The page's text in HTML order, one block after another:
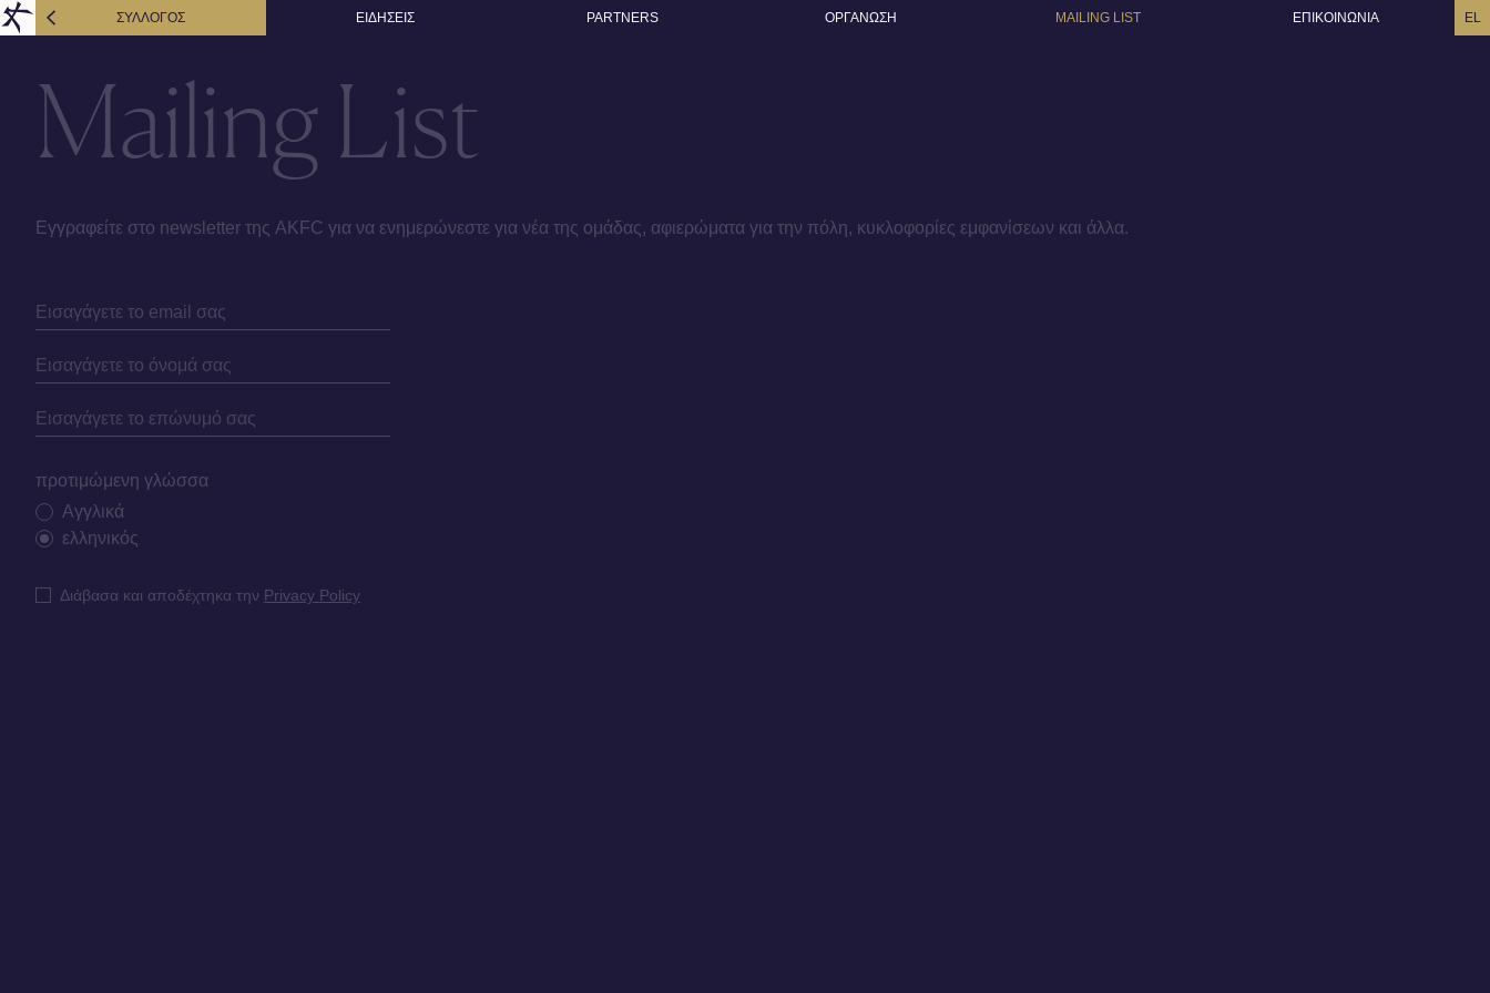
ΣΥΛΛΟΓΟΣ ΕΙΔΗΣΕΙΣ PARTNERS ΟΡΓΑΝΩΣΗ MAILING LIST ΕΠΙΚΟΙΝΩΝΙΑ EL
Mailing List
Εγγραφείτε στο newsletter της AKFC για να ενημερώνεστε για νέα της ομάδας, αφιερώματα για την πόλη, κυκλοφορίες εμφανίσεων και άλλα.
προτιμώμενη γλώσσα
Αγγλικά
ελληνικός
Διάβασα και αποδέχτηκα την Privacy Policy